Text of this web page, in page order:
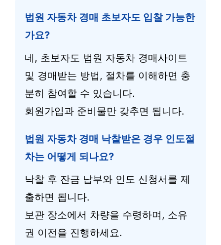
법원 자동차 경매 초보자도 입찰 가능한
가요?
네, 초보자도 법원 자동차 경매사이트
및 경매받는 방법, 절차를 이해하면 충
분히 참여할 수 있습니다.
회원가입과 준비물만 갖추면 됩니다.
법원 자동차 경매 낙찰받은 경우 인도절
차는 어떻게 되나요?
낙찰 후 잔금 납부와 인도 신청서를 제
출하면 됩니다.
보관 장소에서 차량을 수령하며, 소유
권 이전을 진행하세요.